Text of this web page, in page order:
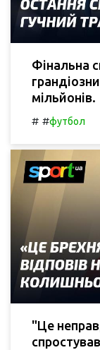
Фінальна
мільйонів.
# #футбол
"Це